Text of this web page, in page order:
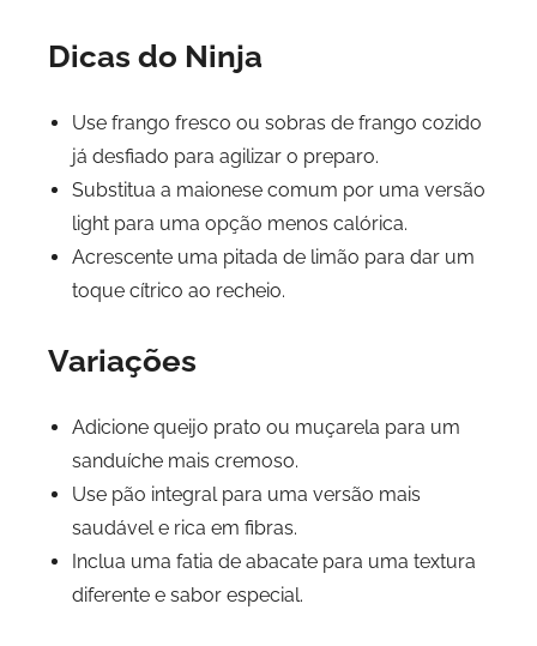
Dicas do Ninja
Use frango fresco ou sobras de frango cozido
já desfiado para agilizar o preparo.
Substitua a maionese comum por uma versão
light para uma opção menos calórica.
Acrescente uma pitada de limão para dar um
toque cítrico ao recheio.
Variações
Adicione queijo prato ou muçarela para um
sanduíche mais cremoso.
Use pão integral para uma versão mais
saudável e rica em fibras.
Inclua uma fatia de abacate para uma textura
diferente e sabor especial.